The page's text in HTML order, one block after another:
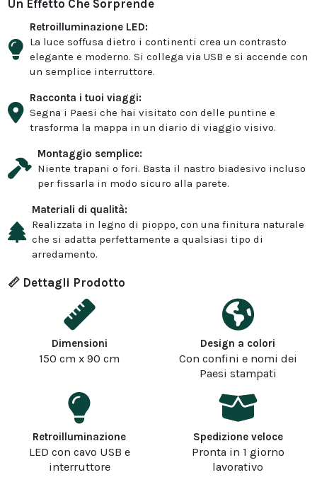
Un Effetto Che Sorprende
Retroilluminazione LED:
La luce soffusa dietro i continenti crea un contrasto
elegante e moderno. Si collega via USB e si accende con
un semplice interruttore.
Racconta i tuoi viaggi:
Segna i Paesi che hai visitato con delle puntine e
trasforma la mappa in un diario di viaggio visivo.
Montaggio semplice:
Niente trapani o fori. Basta il nastro biadesivo incluso
per fissarla in modo sicuro alla parete.
Materiali di qualità:
Realizzata in legno di pioppo, con una finitura naturale
che si adatta perfettamente a qualsiasi tipo di
arredamento.
📏 Dettagli Prodotto
Dimensioni
150 cm x 90 cm
Design a colori
Con confini e nomi dei
Paesi stampati
Retroilluminazione
LED con cavo USB e
interruttore
Spedizione veloce
Pronta in 1 giorno
lavorativo